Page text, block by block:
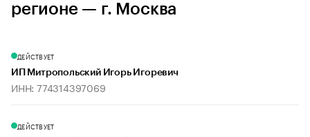
регионе — г. Москва
ДЕЙСТВУЕТ
ИП Митропольский Игорь Игоревич
ИНН: 774314397069
ДЕЙСТВУЕТ